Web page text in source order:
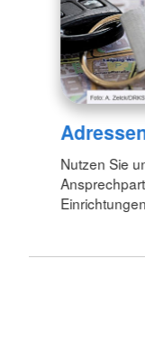
Nutzen Sie